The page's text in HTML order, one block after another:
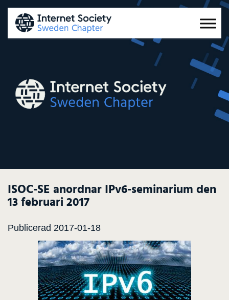
ISOC-SE anordnar IPv6-seminarium den
13 februari 2017
Publicerad 2017-01-18